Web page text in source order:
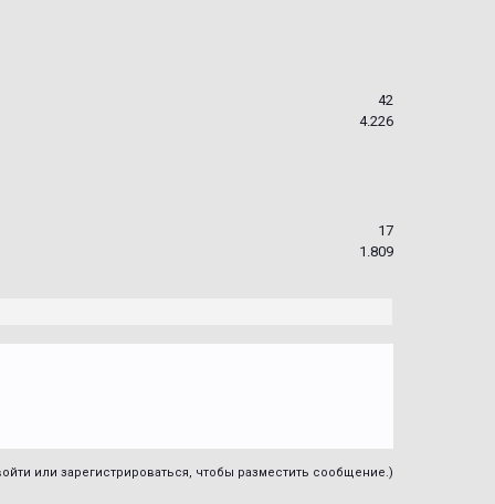
42
4.226
17
1.809
или зарегистрироваться, чтобы разместить сообщение.)